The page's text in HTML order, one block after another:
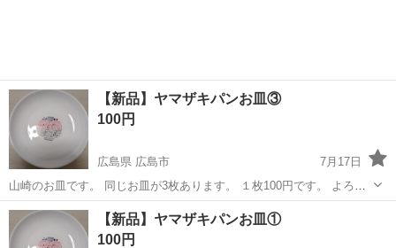
【新品】ヤマザキパンお皿③
100円
広島県 広島市
7月17日
山崎のお皿です。 同じお皿が3枚あります。 １枚100円です。 よろし
くお願いします。
広島 広島市 食器 ヤマザキパン
【新品】ヤマザキパンお皿①
100円